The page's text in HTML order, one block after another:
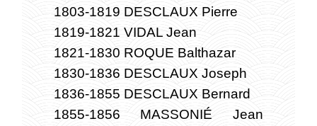
1803-1819 DESCLAUX Pierre
1819-1821 VIDAL Jean
1821-1830 ROQUE Balthazar
1830-1836 DESCLAUX Joseph
1836-1855 DESCLAUX Bernard
1855-1856 MASSONIÉ Jean